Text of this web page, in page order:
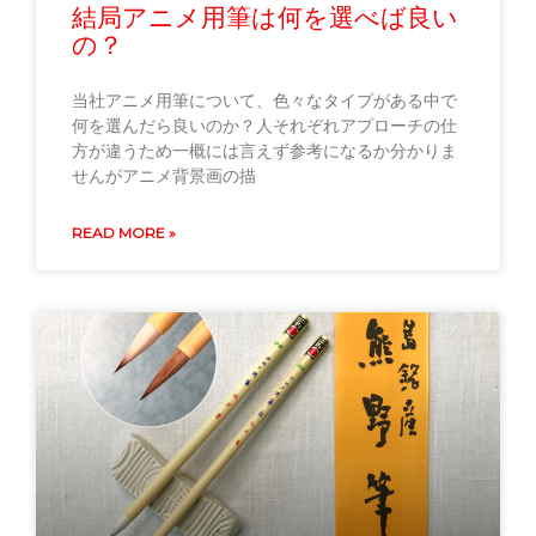
結局アニメ用筆は何を選べば良い
の？
当社アニメ用筆について、色々なタイプがある中で
何を選んだら良いのか？人それぞれアプローチの仕
方が違うため一概には言えず参考になるか分かりま
せんがアニメ背景画の描
READ MORE »